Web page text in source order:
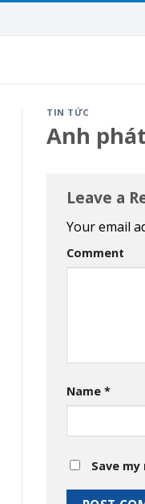
TIN TỨC
Anh
Leave a
Your email
Comment
Name *
Save